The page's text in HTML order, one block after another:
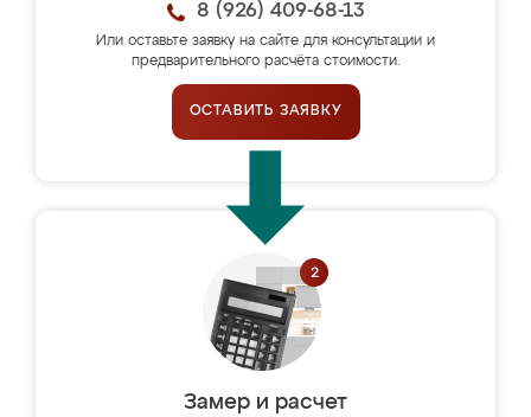
8 (926) 409-68-13
Или оставьте заявку на сайте для консультации и
предварительного расчёта стоимости.
ОСТАВИТЬ ЗАЯВКУ
Замер и расчет